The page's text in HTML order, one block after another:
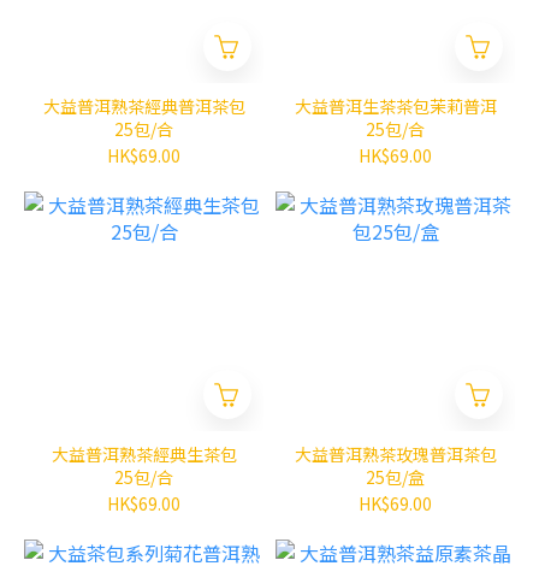
大益普洱熟茶經典普洱茶包
25包/合
HK$69.00
大益普洱生茶茶包茉莉普洱
25包/合
HK$69.00
大益普洱熟茶經典生茶包
25包/合
HK$69.00
大益普洱熟茶玫瑰普洱茶包
25包/盒
HK$69.00